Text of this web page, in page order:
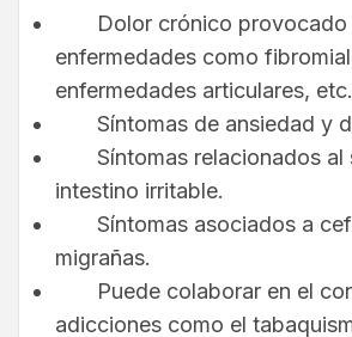
Dolor crónico provocado
enfermedades como
enfermedades articulares, etc.
Síntomas de ansiedad y
Síntomas relacionados al
intestino irritable.
Síntomas asociados a
migrañas.
Puede colaborar en el
adicciones como el